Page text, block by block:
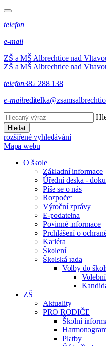
telefon
e-mail
ZŠ a MŠ Albrechtice nad
ZŠ a MŠ Albrechtice nad
telefon382 288 138
e-mail
Hledat
rozšířené vyhledávání
Mapa webu
O škole
Základní informace
Úřední deska -
Píše se o nás
Rozpočet
Výroční zprávy
E-podatelna
Povinné informace
Prohlášení o
Kariéra
Školení
Školská rada
Volby do
ZŠ
Aktuality
PRO RODIČE
Školní
Platby